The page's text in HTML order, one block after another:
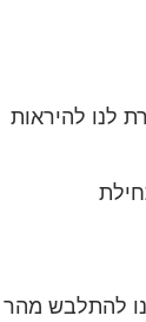
לנו להיראות
להתלבש מהר